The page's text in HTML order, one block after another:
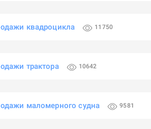
квадроцикла 11750
трактора 10642
маломерного судна 9581